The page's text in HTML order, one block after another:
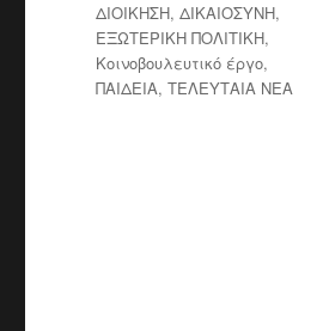
ΔΙΟΙΚΗΣΗ,ΔΙΚΑΙΟΣΥΝΗ,
ΕΞΩΤΕΡΙΚΗ ΠΟΛΙΤΙΚΗ,
Κοινοβουλευτικό έργο,
ΠΑΙΔΕΙΑ,ΤΕΛΕΥΤΑΙΑ ΝΕΑ